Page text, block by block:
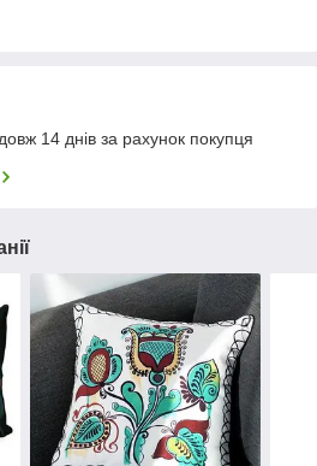
14 днів за рахунок покупця